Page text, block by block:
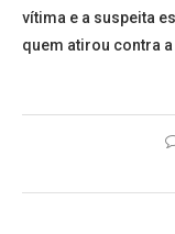
vítima e a suspeita
quem atirou contra